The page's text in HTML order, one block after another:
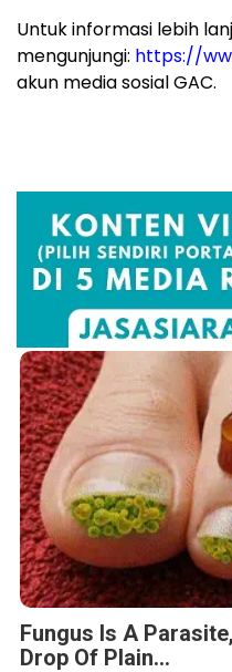
Untuk informasi lebih
mengunjungi: https://
akun media sosial GAC.
Fungus Is A
Drop Of Plain...